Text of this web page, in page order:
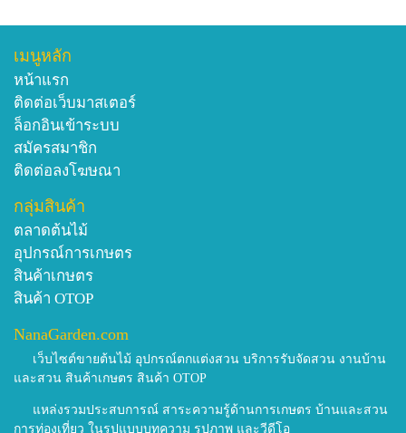
เมนูหลัก
หน้าแรก
ติดต่อเว็บมาสเตอร์
ล็อกอินเข้าระบบ
สมัครสมาชิก
ติดต่อลงโฆษณา
กลุ่มสินค้า
ตลาดต้นไม้
อุปกรณ์การเกษตร
สินค้าเกษตร
สินค้า OTOP
NanaGarden.com
เว็บไซต์ขายต้นไม้ อุปกรณ์ตกแต่งสวน บริการรับจัดสวน งานบ้าน
และสวน สินค้าเกษตร สินค้า OTOP
แหล่งรวมประสบการณ์ สาระความรู้ด้านการเกษตร บ้านและสวน
การท่องเที่ยว ในรูปแบบบทความ รูปภาพ และวีดีโอ